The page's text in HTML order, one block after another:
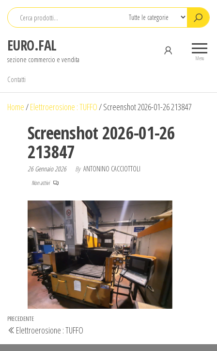
Salta
contenuto
EURO.FAL
sezione commercio e vendita Menu
Contatti
Home/Elettroerosione : TUFFO/Screenshot 2026-01-26 213847
Screenshot 2026-01-26
213847
26 Gennaio 2026 By ANTONINO CACCIOTTOLI
Non attivi
Navigazione
articoli
Articolo
precedente
PRECEDENTE
Elettroerosione : TUFFO